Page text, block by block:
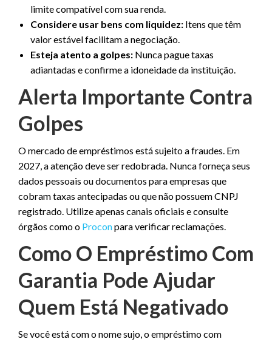
limite compatível com sua renda.
Considere usar bens com liquidez: Itens que têm
valor estável facilitam a negociação.
Esteja atento a golpes: Nunca pague taxas
adiantadas e confirme a idoneidade da instituição.
Alerta Importante Contra
Golpes
O mercado de empréstimos está sujeito a fraudes. Em
2027, a atenção deve ser redobrada. Nunca forneça seus
dados pessoais ou documentos para empresas que
cobram taxas antecipadas ou que não possuem CNPJ
registrado. Utilize apenas canais oficiais e consulte
órgãos como o Proconpara verificar reclamações.
Como O Empréstimo Com
Garantia Pode Ajudar
Quem Está Negativado
Se você está com o nome sujo, o empréstimo com